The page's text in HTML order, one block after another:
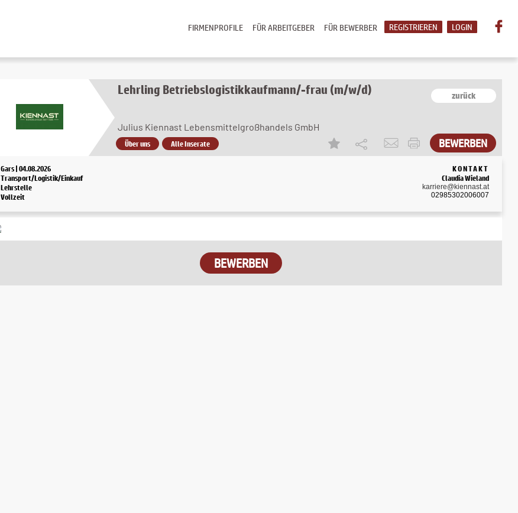
LOGIN
REGISTRIEREN
FÜR BEWERBER
FÜR ARBEITGEBER
FIRMENPROFILE
Lehrling Betriebslogistikkaufmann/-frau (m/w/d) zurück
Julius Kiennast Lebensmittelgroßhandels GmbH
Über uns Alle Inserate
Gars | 04.08.2026
Transport/Logistik/Einkauf
Lehrstelle
Vollzeit
KONTAKT
Claudia Wieland
karriere@kiennast.at
02985302006007